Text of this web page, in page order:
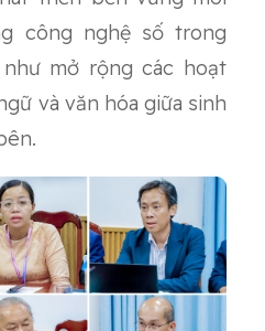
công nghệ số trong
mở rộng các hoạt
và văn hóa giữa sinh